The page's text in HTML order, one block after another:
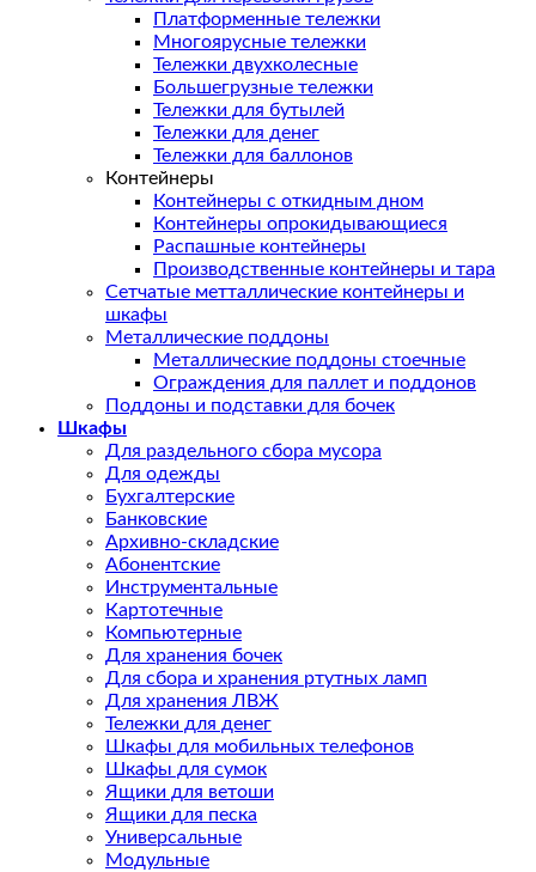
Платформенные тележки
Многоярусные тележки
Тележки двухколесные
Большегрузные тележки
Тележки для бутылей
Тележки для денег
Тележки для баллонов
Контейнеры
Контейнеры с откидным дном
Контейнеры опрокидывающиеся
Распашные контейнеры
Производственные контейнеры и тара
Сетчатые метталлические контейнеры и
шкафы
Металлические поддоны
Металлические поддоны стоечные
Ограждения для паллет и поддонов
Поддоны и подставки для бочек
Шкафы
Для раздельного сбора мусора
Для одежды
Бухгалтерские
Банковские
Архивно-складские
Абонентские
Инструментальные
Картотечные
Компьютерные
Для хранения бочек
Для сбора и хранения ртутных ламп
Для хранения ЛВЖ
Тележки для денег
Шкафы для мобильных телефонов
Шкафы для сумок
Ящики для ветоши
Ящики для песка
Универсальные
Модульные